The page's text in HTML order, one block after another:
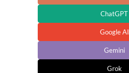
ChatGPT
Google AI
Gemini
Grok